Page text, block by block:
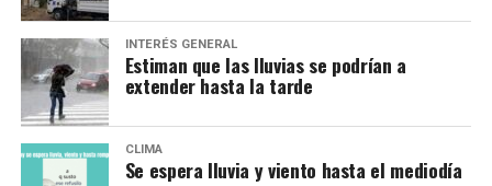
INTERÉS GENERAL
Estiman que las lluvias se podrían a
extender hasta la tarde
CLIMA
Se espera lluvia y viento hasta el mediodía